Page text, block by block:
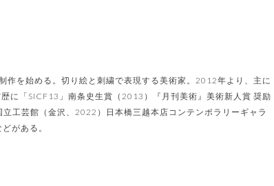
を始める。切り絵と刺繍で表現する美術家。2012年より、主に
に「SICF13」南条史生賞（2013）『月刊美術』美術新人賞 奨励
工芸館（金沢、2022）日本橋三越本店コンテンポラリーギャラ
がある。